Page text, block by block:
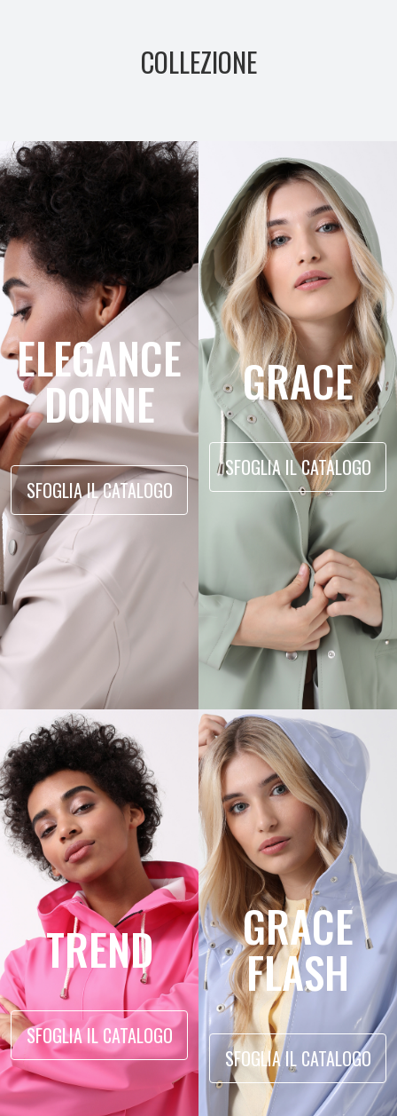
COLLEZIONE
ELEGANCE
DONNE
SFOGLIA IL CATALOGO
GRACE
SFOGLIA IL CATALOGO
TREND
SFOGLIA IL CATALOGO
GRACE
FLASH
SFOGLIA IL CATALOGO